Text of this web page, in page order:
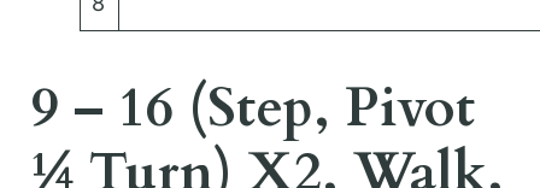
9 – 16 (Step, Pivot
¼ Turn) X2, Walk,